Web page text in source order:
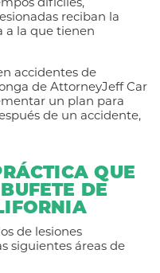
reciban la
a la que tienen
accidentes de
de AttorneyJeff Car
un plan para
de un accidente,
QUE
DE
de lesiones
siguientes áreas de